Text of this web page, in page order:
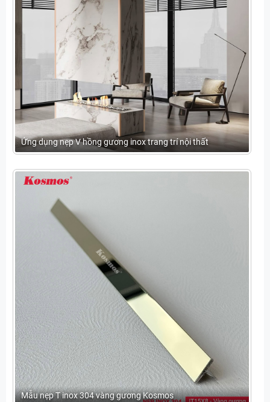
Ứng dụng nẹp V hồng gương inox trang trí nội thất
Mẫu nẹp T inox 304 vàng gương Kosmos